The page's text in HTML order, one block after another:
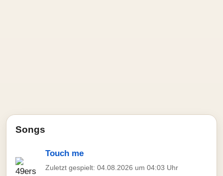
Songs
Touch me
Zuletzt gespielt: 04.08.2026 um 04:03 Uhr